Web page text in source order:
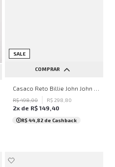
SALE
COMPRAR
PP P M G GG
R$498,00 R$ 298 80
2x de R$ 149 40
R$ 44,82 de Cashback